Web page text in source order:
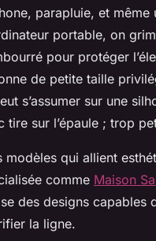
parapluie, et
portable, on
pour protéger
de petite taille
s’assumer sur une
tire sur l’épaule ; trop
modèles qui allient
comme Maison
des designs
la ligne.